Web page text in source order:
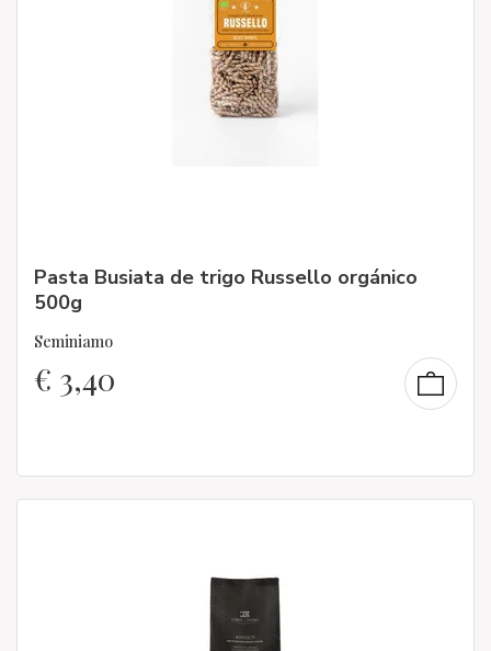
Pasta Busiata de trigo Russello orgánico
500g
Seminiamo
€ 3,40